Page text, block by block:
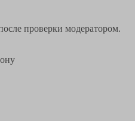
проверки модератором.